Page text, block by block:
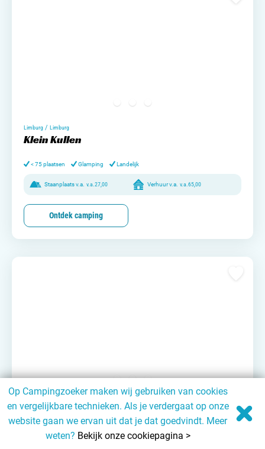
Limburg / Limburg
Klein Kullen
< 75 plaatsen Glamping Landelijk
Staanplaats v.a. v.a.27,00 Verhuur v.a. v.a.65,00
Ontdek camping
Noord-Brabant/Noord-Brabant
Minicamping Mortels Buiten
< 75 plaatsen Rustige camping Landelijk
Op Campingzoeker maken wij gebruiken van cookies
en vergelijkbare technieken. Als je verdergaat op onze
website gaan we ervan uit dat je dat goedvindt. Meer
weten? Bekijk onze cookiepagina >